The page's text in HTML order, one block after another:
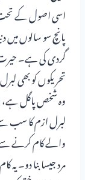
اسی اصول کے تحت
پانچ سو سالوں
گردی کی ہے۔ حیرت
تحریکوں کو بھی
وہ شخص پاگل ہے،
لبرل ازم کا سب
والے کام کرنے سے
مرد جیسا بنا دو۔